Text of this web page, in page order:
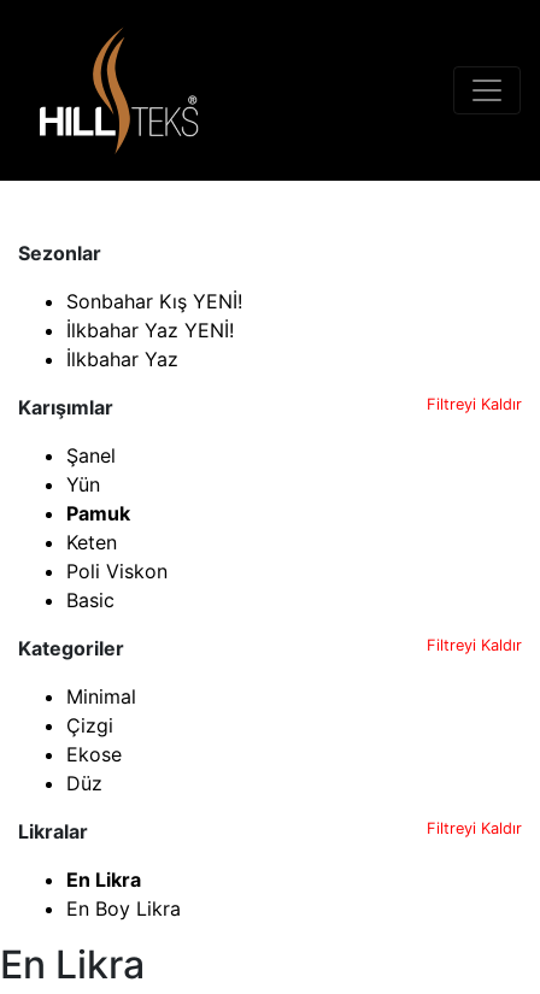
Sezonlar
Sonbahar Kış YENİ!
İlkbahar Yaz YENİ!
İlkbahar Yaz
Karışımlar
Filtreyi Kaldır
Şanel
Yün
Pamuk
Keten
Poli Viskon
Basic
Kategoriler
Filtreyi Kaldır
Minimal
Çizgi
Ekose
Düz
Likralar
Filtreyi Kaldır
En Likra
En Boy Likra
En Likra